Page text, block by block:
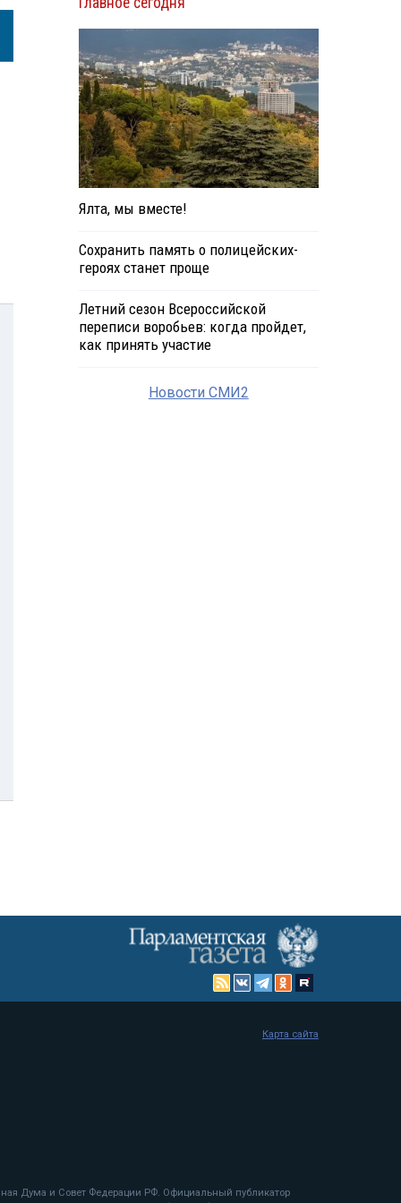
Ялта, мы вместе!
Сохранить память о полицейских-
героях станет проще
Летний сезон Всероссийской
переписи воробьев: когда пройдет,
как принять участие
Новости СМИ2
Дума и Совет Федерации РФ. Официальный публикатор
Карта сайта